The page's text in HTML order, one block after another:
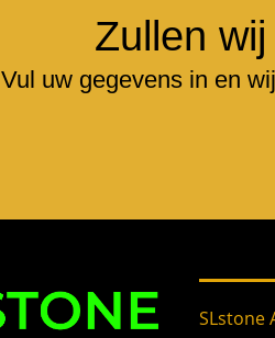
Zullen
Vul uw gegevens in en
SLstone